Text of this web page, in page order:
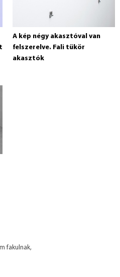
A kép négy akasztóval van
felszerelve. Fali tükör
akasztók
fakulnak,